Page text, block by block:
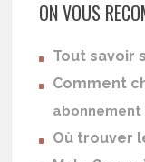
ON VOUS
Tout savoir
Comment
abonnement
Où trouver